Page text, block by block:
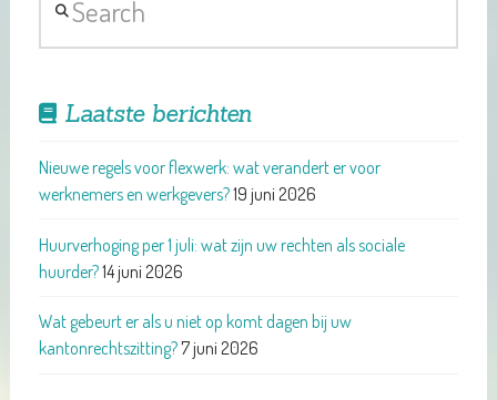
Laatste berichten
Nieuwe regels voor flexwerk: wat verandert er voor
werknemers en werkgevers?19 juni 2026
Huurverhoging per 1 juli: wat zijn uw rechten als sociale
huurder?14 juni 2026
Wat gebeurt er als u niet op komt dagen bij uw
kantonrechtszitting?7 juni 2026